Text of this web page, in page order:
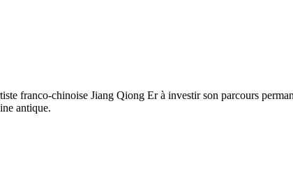
franco-chinoise Jiang Qiong Er à investir son parcours
antique.